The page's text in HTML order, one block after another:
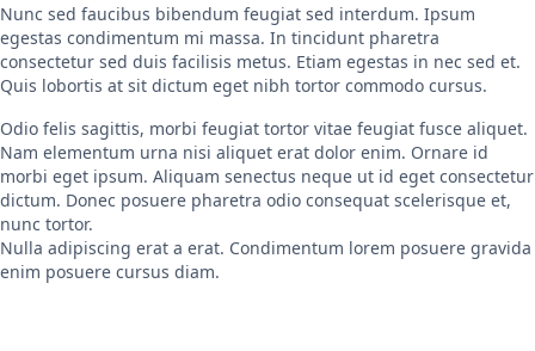
Nunc sed faucibus bibendum feugiat sed interdum. Ipsum
egestas condimentum mi massa. In tincidunt pharetra
consectetur sed duis facilisis metus. Etiam egestas in nec sed et.
Quis lobortis at sit dictum eget nibh tortor commodo cursus.
Odio felis sagittis, morbi feugiat tortor vitae feugiat fusce aliquet.
Nam elementum urna nisi aliquet erat dolor enim. Ornare id
morbi eget ipsum. Aliquam senectus neque ut id eget consectetur
dictum. Donec posuere pharetra odio consequat scelerisque et,
nunc tortor.
Nulla adipiscing erat a erat. Condimentum lorem posuere gravida
enim posuere cursus diam.